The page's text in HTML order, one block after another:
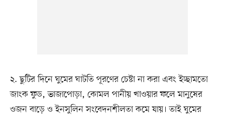
২. ছুটির দিনে ঘুমের ঘাটতি পূরণের চেষ্টা না করা এবং ইচ্ছামতো
জাংক ফুড, ভাজাপোড়া, কোমল পানীয় খাওয়ার ফলে মানুষের
ওজন বাড়ে ও ইনসুলিন সংবেদনশীলতা কমে যায়। তাই ঘুমের